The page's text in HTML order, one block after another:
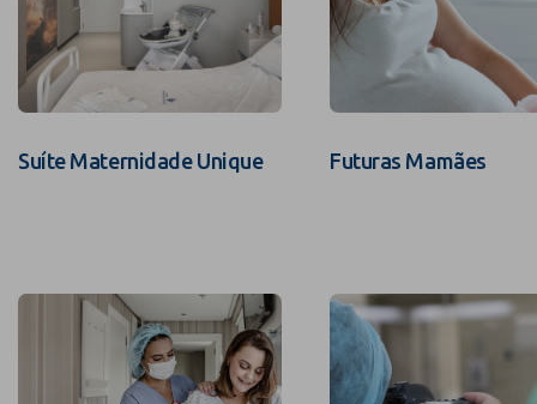
Suíte Maternidade Unique Futuras Mamães